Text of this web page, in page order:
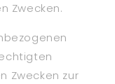
Zwecken.
Zwecken zur